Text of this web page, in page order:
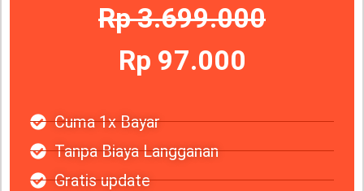
Rp 3.699.000
Rp 97.000
Cuma 1x Bayar
Tanpa Biaya Langganan
Gratis update